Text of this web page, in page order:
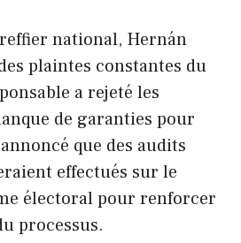
national, Hernán
plaintes constantes du
a rejeté les
de garanties pour
que des audits
effectués sur le
électoral pour renforcer
processus.